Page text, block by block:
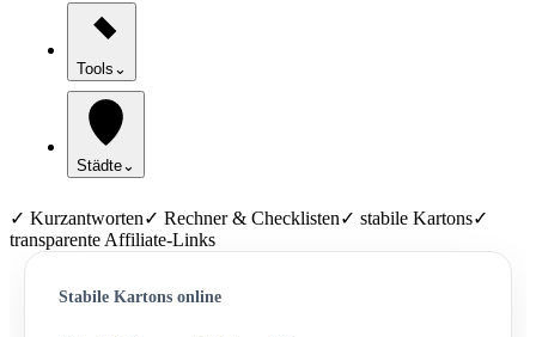
Tools ⌄
Städte⌄
✓ Kurzantworten✓ Rechner & Checklisten✓ stabile Kartons✓
transparente Affiliate-Links
Stabile Kartons online